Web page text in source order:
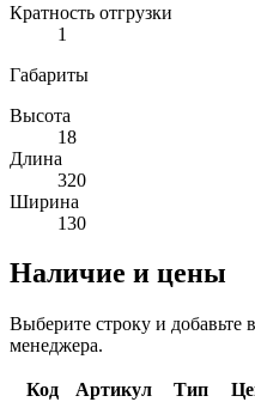
Кратность отгрузки
1
Габариты
Высота
18
Длина
320
Ширина
130
Наличие и цены
Выберите строку и добавьте
менеджера.
Код Артикул Тип